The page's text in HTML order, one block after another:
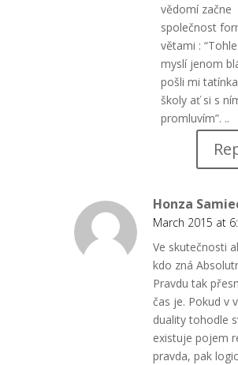
vědomí začne
společnost
větami :
myslí jenom
pošli mi
školy ať si s
promluvím”. ..
Honza
March 2015 at
Ve skutečnosti
kdo zná
Pravdu tak
čas je. Pokud v
duality tohodle
existuje pojem
pravda, pak